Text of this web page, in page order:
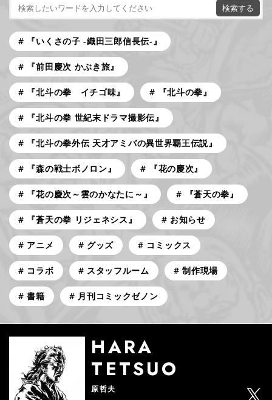
『いくさの子 -織田三郎信長伝-』
『前田慶次 かぶき旅』
『北斗の拳 イチゴ味』 『北斗の拳』
『北斗の拳 世紀末ドラマ撮影伝』
『北斗の拳外伝 天才アミバの異世界覇王伝説』
『森の戦士ボノロン』 『花の慶次』
『花の慶次～雲のかなたに～』 『蒼天の拳』
『蒼天の拳 リジェネシス』 お知らせ
アニメ グッズ コミックス
コラボ スタッフルーム 制作現場
書籍 月刊コミックゼノン
HARA
TETSUO
原哲夫